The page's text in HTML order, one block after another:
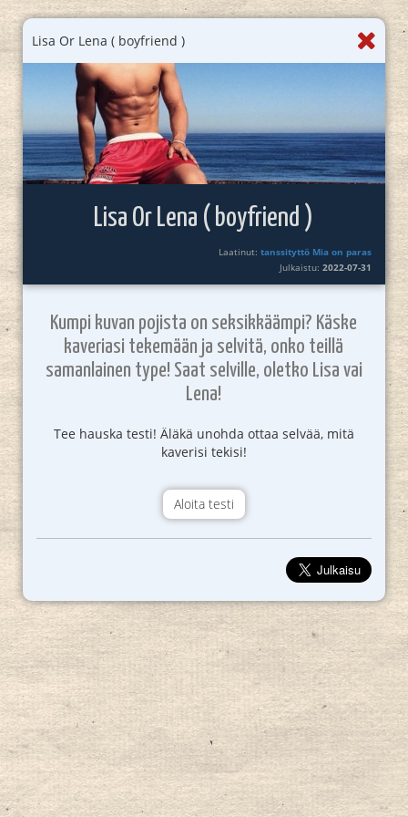
Lisa Or Lena ( boyfriend )
Lisa Or Lena ( boyfriend )
Laatinut:tanssityttö Mia on paras
Julkaistu:2022-07-31
Kumpi kuvan pojista on seksikkäämpi? Käske
kaveriasi tekemään ja selvitä, onko teillä
samanlainen type! Saat selville, oletko Lisa vai
Lena!
Tee hauska testi! Äläkä unohda ottaa selvää, mitä
kaverisi tekisi!
Aloita testi